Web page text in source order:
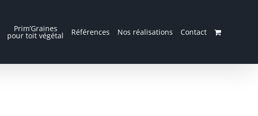
Prim’Graines
pour toit végétal Références Nos réalisations Contact